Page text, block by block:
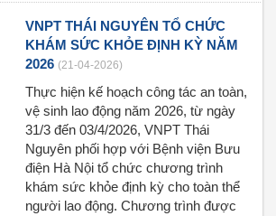
VNPT THÁI NGUYÊN TỔ CHỨC
KHÁM SỨC KHỎE ĐỊNH KỲ NĂM
2026 (21-04-2026)
Thực hiện kế hoạch công tác an toàn,
vệ sinh lao động năm 2026, từ ngày
31/3 đến 03/4/2026, VNPT Thái
Nguyên phối hợp với Bệnh viện Bưu
điện Hà Nội tổ chức chương trình
khám sức khỏe định kỳ cho toàn thể
người lao động. Chương trình được